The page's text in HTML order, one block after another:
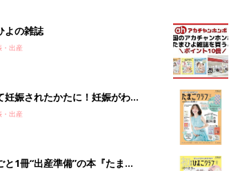
よの雑誌
・出産
妊娠されたかたに！妊娠がわか
最初に読む本『初めてのたまご
・出産
と1冊“出産準備”の本『たまご